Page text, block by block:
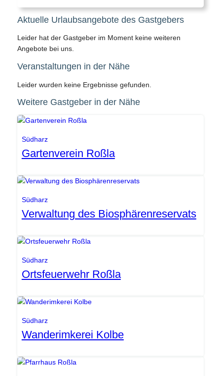
Aktuelle Urlaubsangebote des Gastgebers
Leider hat der Gastgeber im Moment keine weiteren
Angebote bei uns.
Veranstaltungen in der Nähe
Leider wurden keine Ergebnisse gefunden.
Weitere Gastgeber in der Nähe
Südharz
Gartenverein Roßla
Südharz
Verwaltung des Biosphärenreservats
Südharz
Ortsfeuerwehr Roßla
Südharz
Wanderimkerei Kolbe